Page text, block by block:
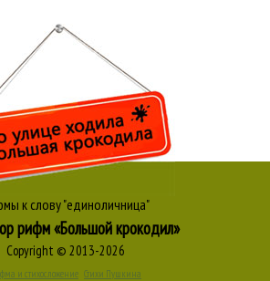
к слову "единоличница"
рифм «Большой крокодил»
Copyright © 2013-2026
и стихосложение Стихи Пушкина